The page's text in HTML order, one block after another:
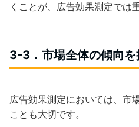
くことが、広告効果測定では
3-3．市場全体の傾向を
広告効果測定においては、市
ことも大切です。